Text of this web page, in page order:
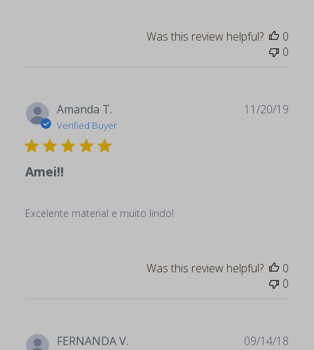
Was this review helpful?
0
0
Amanda T.
Verified Buyer
Amei!!
Excelente material e muito lindo!
11/20/19
Was this review helpful?
0
0
FERNANDA V. 09/14/18